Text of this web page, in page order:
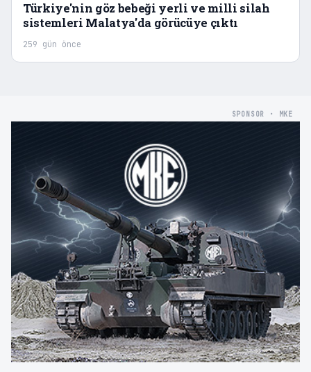
Türkiye'nin göz bebeği yerli ve milli silah
sistemleri Malatya'da görücüye çıktı
259 gün önce
SPONSOR · MKE